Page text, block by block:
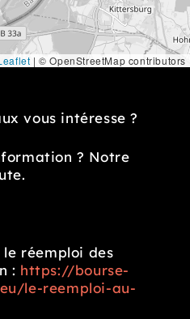
| © OpenStreetMap contributors
vous intéresse ?
? Notre
le réemploi des
: https://bourse-
le-reemploi-au-